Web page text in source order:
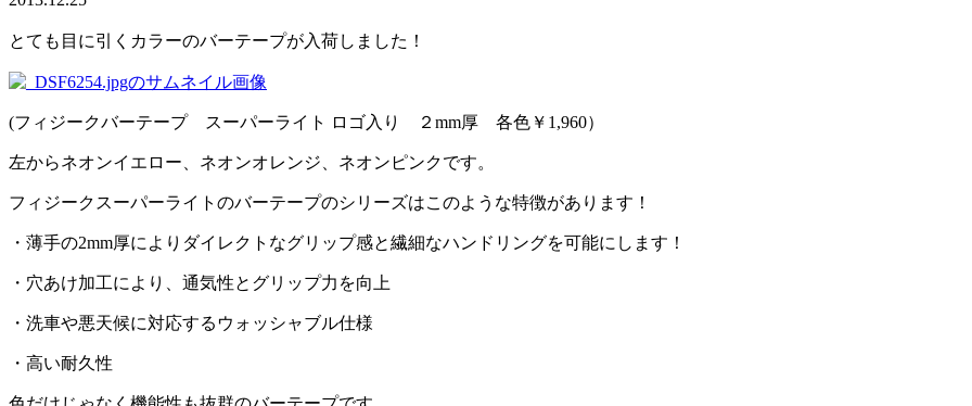
とても目に引くカラーのバーテープが入荷しました！
(フィジークバーテープ スーパーライト ロゴ入り ２mm厚 各色￥1,960）
左からネオンイエロー、ネオンオレンジ、ネオンピンクです。
フィジークスーパーライトのバーテープのシリーズはこのような特徴があります！
・薄手の2mm厚によりダイレクトなグリップ感と繊細なハンドリングを可能にします！
・穴あけ加工により、通気性とグリップ力を向上
・洗車や悪天候に対応するウォッシャブル仕様
・高い耐久性